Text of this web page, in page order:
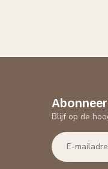
Blijf op de